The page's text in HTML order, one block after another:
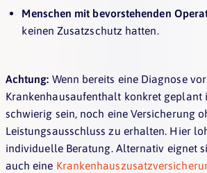
Menschen mit bevorstehenden
keinen Zusatzschutz hatten.
Achtung: Wenn bereits eine Diagnose
Krankenhausaufenthalt konkret geplant
schwierig sein, noch eine Versicherung
Leistungsausschluss zu erhalten. Hier
individuelle Beratung. Alternativ eignet
auch eine